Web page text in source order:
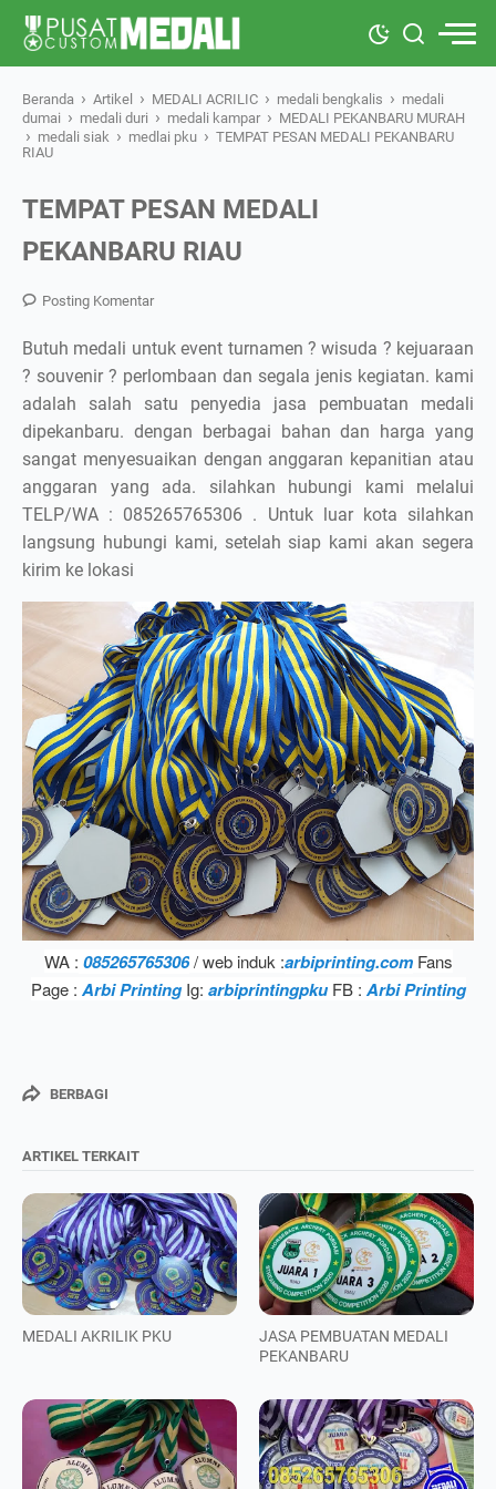
Beranda › Artikel › MEDALI ACRILIC › medali bengkalis › medali
dumai › medali duri › medali kampar › MEDALI PEKANBARU MURAH
› medali siak › medlai pku › TEMPAT PESAN MEDALI PEKANBARU
RIAU
TEMPAT PESAN MEDALI
PEKANBARU RIAU
Posting Komentar
Butuh medali untuk event turnamen ? wisuda ? kejuaraan
? souvenir ? perlombaan dan segala jenis kegiatan. kami
adalah salah satu penyedia jasa pembuatan medali
dipekanbaru. dengan berbagai bahan dan harga yang
sangat menyesuaikan dengan anggaran kepanitian atau
anggaran yang ada. silahkan hubungi kami melalui
TELP/WA : 085265765306 . Untuk luar kota silahkan
langsung hubungi kami, setelah siap kami akan segera
kirim ke lokasi
WA : 085265765306/ web induk :arbiprinting.comFans
Page : Arbi Printing Ig: arbiprintingpkuFB : Arbi Printing
BERBAGI
ARTIKEL TERKAIT
MEDALI AKRILIK PKU
JASA PEMBUATAN MEDALI
PEKANBARU